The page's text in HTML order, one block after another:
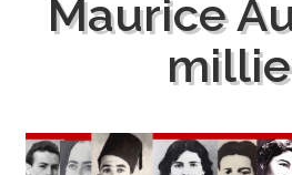
Maurice